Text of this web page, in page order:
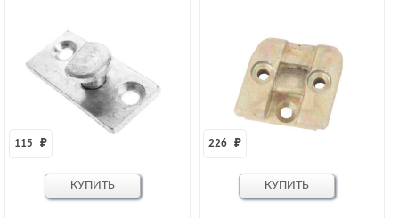
115 ₽
КУПИТЬ
226 ₽
КУПИТЬ